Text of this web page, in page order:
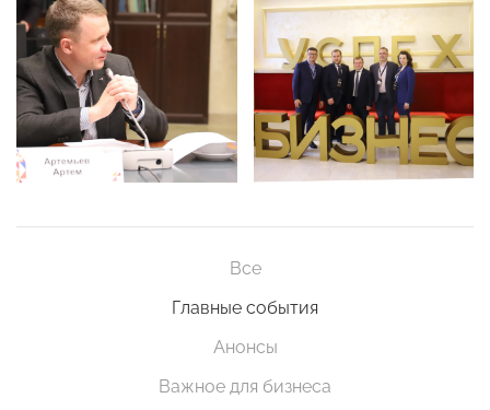
Все
Главные события
Анонсы
Важное для бизнеса